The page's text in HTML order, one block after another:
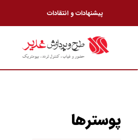
پیشنهادات و انتقادات
پوسترها